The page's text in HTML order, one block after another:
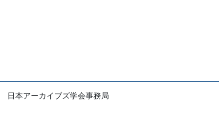
広報協力 「NHK番組アーカイブス学術利用トライ
日本アーカイブズ学会事務局